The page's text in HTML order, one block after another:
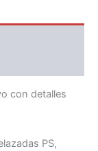
con detalles
PS,